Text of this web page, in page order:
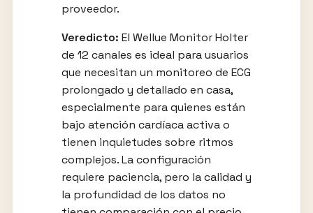
proveedor.
Veredicto: El Wellue Monitor Holter
de 12 canales es ideal para usuarios
que necesitan un monitoreo de ECG
prolongado y detallado en casa,
especialmente para quienes están
bajo atención cardíaca activa o
tienen inquietudes sobre ritmos
complejos. La configuración
requiere paciencia, pero la calidad y
la profundidad de los datos no